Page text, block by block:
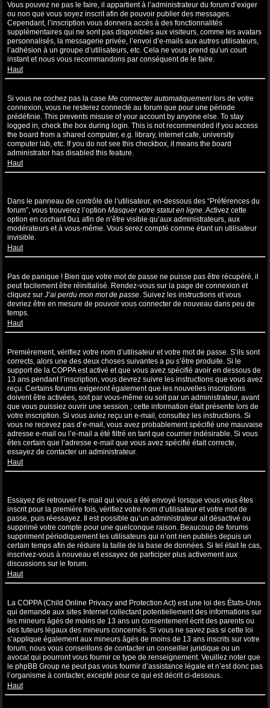
Vous pouvez ne pas le faire, il appartient à l’administrateur du forum d’exiger
ou non que vous soyez inscrit afin de pouvoir publier des messages.
Cependant, l’inscription vous donnera accès à des fonctionnalités
supplémentaires qui ne sont pas disponibles aux visiteurs, comme les avatars
personnalisés, la messagerie privée, l’envoi d’e-mails aux autres utilisateurs,
l’adhésion à un groupe d’utilisateurs, etc. Cela ne vous prend qu’un court
instant et nous vous recommandons par conséquent de le faire.
Haut
Si vous ne cochez pas la case Me connecter automatiquementlors de votre
connexion, vous ne resterez connecté au forum que pour une période
prédéfinie. This prevents misuse of your account by anyone else. To stay
logged in, check the box during login. This is not recommended if you access
the board from a shared computer, e.g. library, internet cafe, university
computer lab, etc. If you do not see this checkbox, it means the board
administrator has disabled this feature.
Haut
Dans le panneau de contrôle de l’utilisateur, en-dessous des “Préférences du
forum”, vous trouverez l’option Masquer votre statut en ligne. Activez cette
option en cochantOui afin de n’être visible qu’aux administrateurs, aux
modérateurs et à vous-même. Vous serez compté comme étant un utilisateur
invisible.
Haut
Pas de panique ! Bien que votre mot de passe ne puisse pas être récupéré, il
peut facilement être réinitialisé. Rendez-vous sur la page de connexion et
cliquez sur J’ai perdu mon mot de passe. Suivez les instructions et vous
devriez être en mesure de pouvoir vous connecter de nouveau dans peu de
temps.
Haut
Premièrement, vérifiez votre nom d’utilisateur et votre mot de passe. S’ils sont
corrects, alors une des deux choses suivantes a pu s’être produite. Si le
support de la COPPA est activé et que vous avez spécifié avoir en dessous de
13 ans pendant l’inscription, vous devrez suivre les instructions que vous avez
reçu. Certains forums exigeront également que les nouvelles inscriptions
doivent être activées, soit par vous-même ou soit par un administrateur, avant
que vous puissiez ouvrir une session ; cette information était présente lors de
votre inscription. Si vous aviez reçu un e-mail, consultez les instructions. Si
vous ne recevez pas d’e-mail, vous avez probablement spécifié une mauvaise
adresse e-mail ou l’e-mail a été filtré en tant que courrier indésirable. Si vous
êtes certain que l’adresse e-mail que vous avez spécifié était correcte,
essayez de contacter un administrateur.
Haut
Essayez de retrouver l’e-mail qui vous a été envoyé lorsque vous vous êtes
inscrit pour la première fois, vérifiez votre nom d’utilisateur et votre mot de
passe, puis réessayez. Il est possible qu’un administrateur ait désactivé ou
supprimé votre compte pour une quelconque raison. Beaucoup de forums
suppriment périodiquement les utilisateurs qui n’ont rien publiés depuis un
certain temps afin de réduire la taille de la base de données. Si tel était le cas,
inscrivez-vous à nouveau et essayez de participer plus activement aux
discussions sur le forum.
Haut
La COPPA (Child Online Privacy and Protection Act) est une loi des États-Unis
qui demande aux sites Internet collectant potentiellement des informations sur
les mineurs âgés de moins de 13 ans un consentement écrit des parents ou
des tuteurs légaux des mineurs concernés. Si vous ne savez pas si cette loi
s’applique également aux mineurs âgés de moins de 13 ans inscrits sur votre
forum, nous vous conseillons de contacter un conseiller juridique ou un
avocat qui pourront vous fournir ce type de renseignement. Veuillez noter que
le phpBB Group ne peut pas vous fournir d’assistance légale et n’est donc pas
l’organisme à contacter, excepté pour ce qui est décrit ci-dessous.
Haut